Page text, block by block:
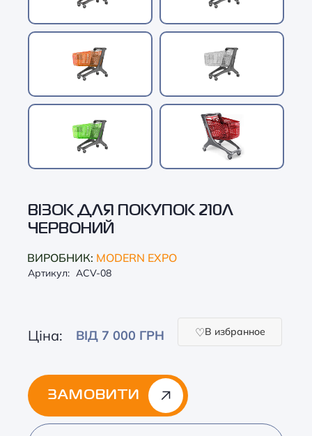
ВІЗОК ДЛЯ ПОКУПОК 210Л
ЧЕРВОНИЙ
ВИРОБНИК: MODERN EXPO
Артикул: ACV-08
Ціна: ВІД 7 000 ГРН В избранное
ЗАМОВИТИ
Alternative: